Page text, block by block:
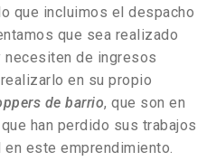
que incluimos el despacho
que sea realizado
de ingresos
en su propio
de barrio, que son en
han perdido sus trabajos
en este emprendimiento.